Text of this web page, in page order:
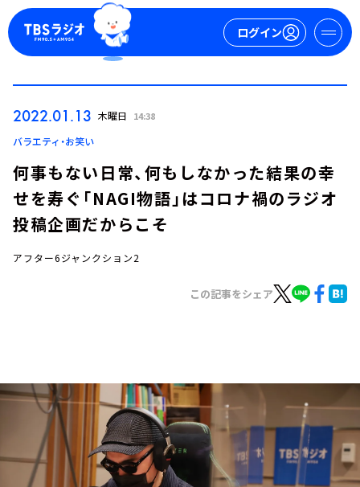
ログイン
ログイン
イベント・グッズ
YouTube
会社情報
2022.01.13 木曜日 14:38
バラエティ・お笑い
何事もない日常、何もしなかった結果の幸
せを寿ぐ「NAGI物語」はコロナ禍のラジオ
投稿企画だからこそ
アフター6ジャンクション2
この記事をシェア